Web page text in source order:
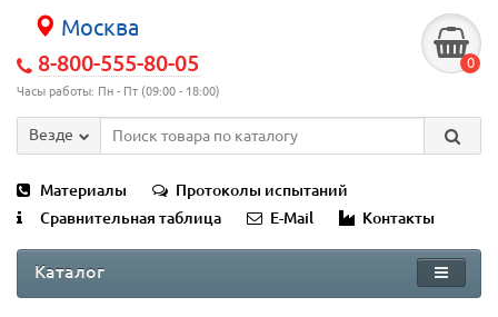
Москва
8-800-555-80-05
Часы работы: Пн - Пт (09:00 - 18:00)
0
Везде
Материалы
Протоколы испытаний
Сравнительная таблица
E-Mail Контакты
Каталог